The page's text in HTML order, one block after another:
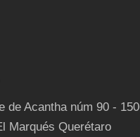
de Acantha núm 90 -
Marqués Querétaro